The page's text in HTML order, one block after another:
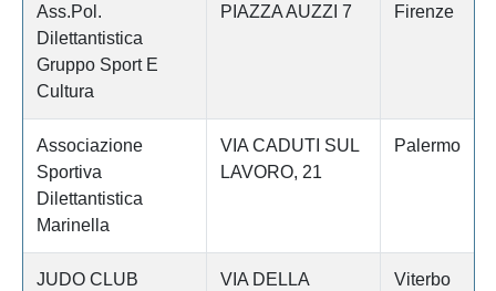
Ass.Pol.
Dilettantistica
Gruppo Sport E
Cultura
PIAZZA AUZZI 7 Firenze
Associazione
Sportiva
Dilettantistica
Marinella
VIA CADUTI SUL
LAVORO, 21
Palermo
JUDO CLUB
VIA DELLA
Viterbo